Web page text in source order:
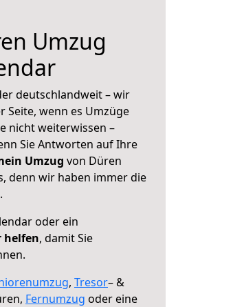
Umzug
deutschlandweit – wir
Seite, wenn es Umzüge
nicht weiterwissen –
Sie Antworten auf Ihre
Umzug von Düren
denn wir haben immer die
oder ein
helfen, damit Sie
, Tresor– &
Fernumzug oder eine